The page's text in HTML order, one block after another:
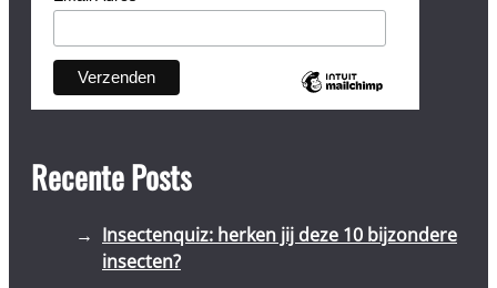
Recente Posts
Insectenquiz: herken jij deze 10 bijzondere
insecten?